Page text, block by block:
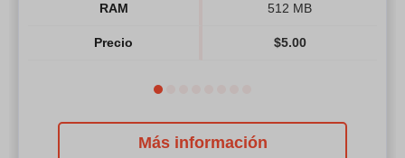
RAM
Precio
512 MB
$5.00
Más información